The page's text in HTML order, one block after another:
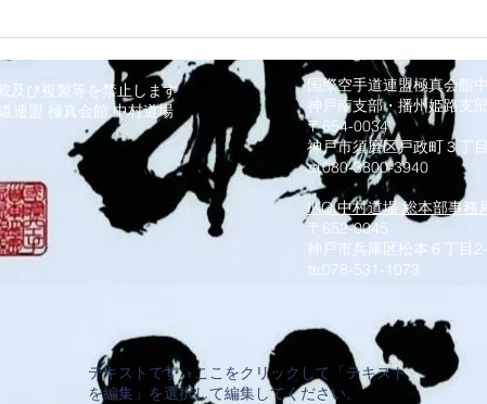
及び複製等を禁止します
連盟 極真会館 中村道場
国際空手道連盟極真会館
神戸南支部・播州姫路支
〒654-0034
神戸市須磨区戸政町３丁
℡080-3800-3940
IKO.中村道場 総本部事務
〒652-0045
神戸市兵庫区松本６丁目
​℡078-531-1073
テキストです。ここをクリックして「テキスト
を編集」を選択して編集してください。